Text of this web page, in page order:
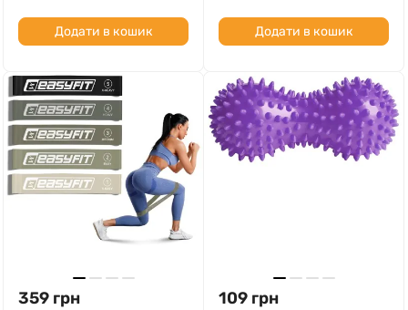
Додати в кошик Додати в кошик
359 грн 109 грн